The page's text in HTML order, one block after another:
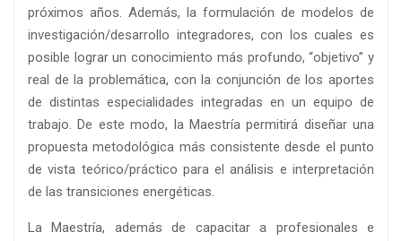
próximos años. Además, la formulación de modelos de
investigación/desarrollo integradores, con los cuales es
posible lograr un conocimiento más profundo, “objetivo” y
real de la problemática, con la conjunción de los aportes
de distintas especialidades integradas en un equipo de
trabajo. De este modo, la Maestría permitirá diseñar una
propuesta metodológica más consistente desde el punto
de vista teórico/práctico para el análisis e interpretación
de las transiciones energéticas.
La Maestría, además de capacitar a profesionales e